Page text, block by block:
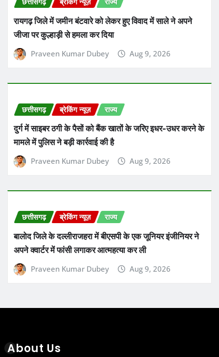
रायगढ़ जिले में जमीन बंटवारे को लेकर हुए विवाद में साले ने अपने
जीजा पर कुल्हाड़ी से हमला कर दिया
Praveen Kumar Dubey Aug 9, 2026
छत्तीसगढ़ ब्रेकिंग न्यूज़ राज्य
दुर्ग में साइबर ठगी के पैसों को बैंक खातों के जरिए इधर-उधर करने के
मामले में पुलिस ने बड़ी कार्रवाई की है
Praveen Kumar Dubey Aug 9, 2026
छत्तीसगढ़ ब्रेकिंग न्यूज़ राज्य
बालोद जिले के दल्लीराजहरा में बीएसपी के एक जूनियर इंजीनियर ने
अपने क्वार्टर में फांसी लगाकर आत्महत्या कर ली
Praveen Kumar Dubey Aug 9, 2026
About Us